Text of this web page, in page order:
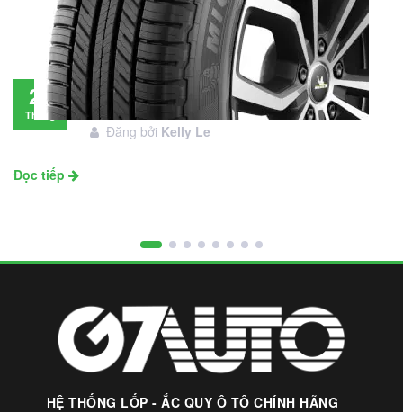
28
Tháng
Đánh giá lốp Michelin Primacy SUV: Đáng
đầu tư không?
Đăng bởi Kelly Le
Đọc tiếp
HỆ THỐNG LỐP - ẮC QUY Ô TÔ CHÍNH HÃNG